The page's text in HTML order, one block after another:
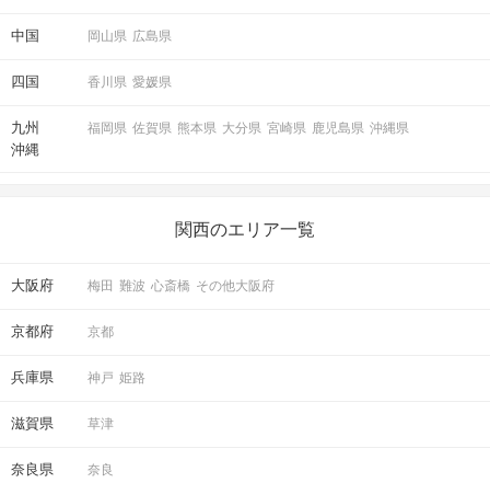
中国 岡山県 広島県
四国 香川県 愛媛県
九州
沖縄
福岡県 佐賀県 熊本県 大分県 宮崎県 鹿児島県 沖縄県
関西のエリア一覧
大阪府 梅田 難波 心斎橋 その他大阪府
京都府 京都
兵庫県 神戸 姫路
滋賀県 草津
奈良県 奈良